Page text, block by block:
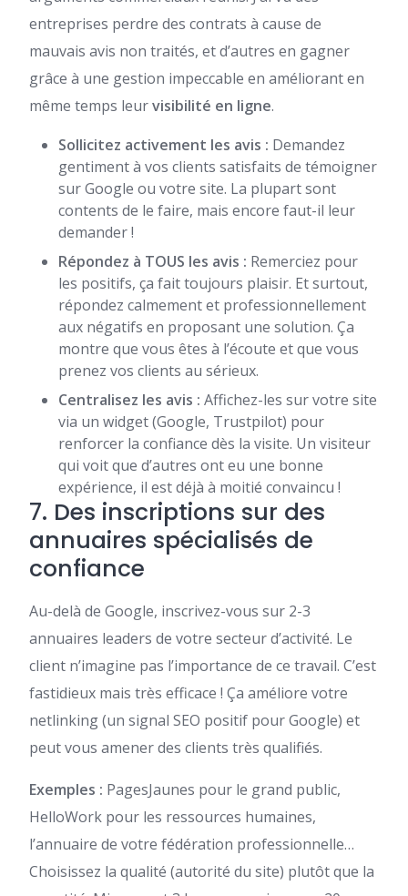
entreprises perdre des contrats à cause de
mauvais avis non traités, et d’autres en gagner
grâce à une gestion impeccable en améliorant en
même temps leurvisibilité en ligne.
Sollicitez activement les avis : Demandez
gentiment à vos clients satisfaits de témoigner
sur Google ou votre site. La plupart sont
contents de le faire, mais encore faut-il leur
demander !
Répondez à TOUS les avis : Remerciez pour
les positifs, ça fait toujours plaisir. Et surtout,
répondez calmement et professionnellement
aux négatifs en proposant une solution. Ça
montre que vous êtes à l’écoute et que vous
prenez vos clients au sérieux.
Centralisez les avis : Affichez-les sur votre site
via un widget (Google, Trustpilot) pour
renforcer la confiance dès la visite. Un visiteur
qui voit que d’autres ont eu une bonne
expérience, il est déjà à moitié convaincu !
7. Des inscriptions sur des
annuaires spécialisés de
confiance
Au-delà de Google, inscrivez-vous sur 2-3
annuaires leaders de votre secteur d’activité. Le
client n’imagine pas l’importance de ce travail. C’est
fastidieux mais très efficace ! Ça améliore votre
netlinking (un signal SEO positif pour Google) et
peut vous amener des clients très qualifiés.
Exemples : PagesJaunes pour le grand public,
HelloWork pour les ressources humaines,
l’annuaire de votre fédération professionnelle…
Choisissez la qualité (autorité du site) plutôt que la